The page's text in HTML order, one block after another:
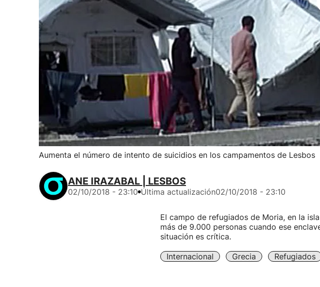
Aumenta el número de intento de suicidios en los campamentos de Lesbos
ANE IRAZABAL | LESBOS
02/10/2018 - 23:10 Última actualización02/10/2018 - 23:10
El campo de refugiados de Moria, en la
más de 9.000 personas cuando ese
situación es crítica.
Internacional Grecia Refugiados